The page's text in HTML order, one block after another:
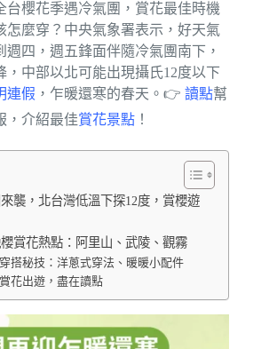
台櫻花季遇冷氣團，賞花最佳時機
怎麼穿？中央氣象署表示，好天氣
週四，週五鋒面伴隨冷氣團南下，
，中部以北可能出現攝氏12度以下
連假 ，乍暖還寒的春天。👉 讀點幫
，介紹最佳賞花景點 ！
襲，北台灣低溫下探12度，賞櫻遊
賞花熱點：阿里山、武陵、觀霧
搭秘技：洋蔥式穿法、暖暖小配件
花出遊，盡在讀點